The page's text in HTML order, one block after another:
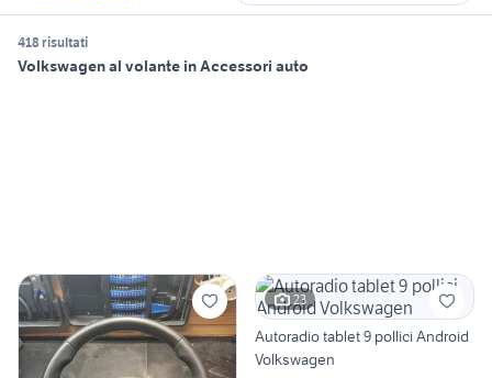
418 risultati
Volkswagen al volante in Accessori auto
23
Autoradio tablet 9 pollici Android
Volkswagen